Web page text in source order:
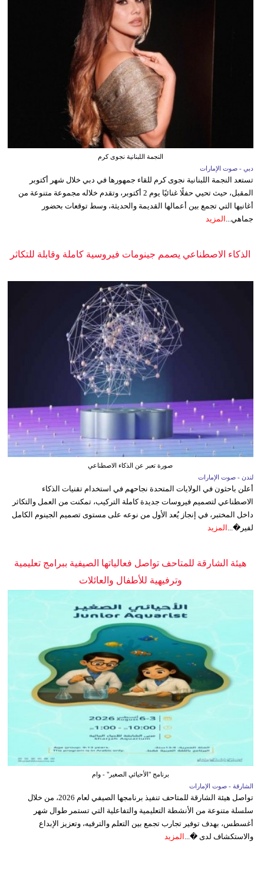
النجمة اللبنانية نجوى كرم
دبي - صوت الإمارات
تستعد النجمة اللبنانية نجوى كرم للقاء جمهورها في دبي خلال شهر أكتوبر
المقبل، حيث تحيي حفلًا غنائيًا يوم 2 أكتوبر، وتقدم خلاله مجموعة متنوعة من
أغانيها التي تجمع بين أعمالها القديمة والحديثة، وسط توقعات بحضور
جماهي... المزيد
الذكاء الاصطناعي يصمم جينومات فيروسية كاملة وقابلة للتكاثر
صورة تعبر عن الذكاء الاصطناعي
لندن - صوت الإمارات
أعلن باحثون في الولايات المتحدة نجاحهم في استخدام تقنيات الذكاء
الاصطناعي لتصميم فيروسات جديدة كاملة التركيب، تمكنت من العمل والتكاثر
داخل المختبر، في إنجاز يُعد الأول من نوعه على مستوى تصميم الجينوم الكامل
لفير�...
المزيد
هيئة الشارقة للمتاحف تواصل فعالياتها الصيفية ببرامج تعليمية
وترفيهية للأطفال والعائلات
برنامج "الأحيائي الصغير" - وام
الشارقة - صوت الإمارات
تواصل هيئة الشارقة للمتاحف تنفيذ برنامجها الصيفي لعام 2026، من خلال
سلسلة متنوعة من الأنشطة التعليمية والتفاعلية التي تستمر طوال شهر
أغسطس، بهدف توفير تجارب تجمع بين التعلم والترفيه، وتعزيز الإبداع
والاستكشاف لدى �... المزيد